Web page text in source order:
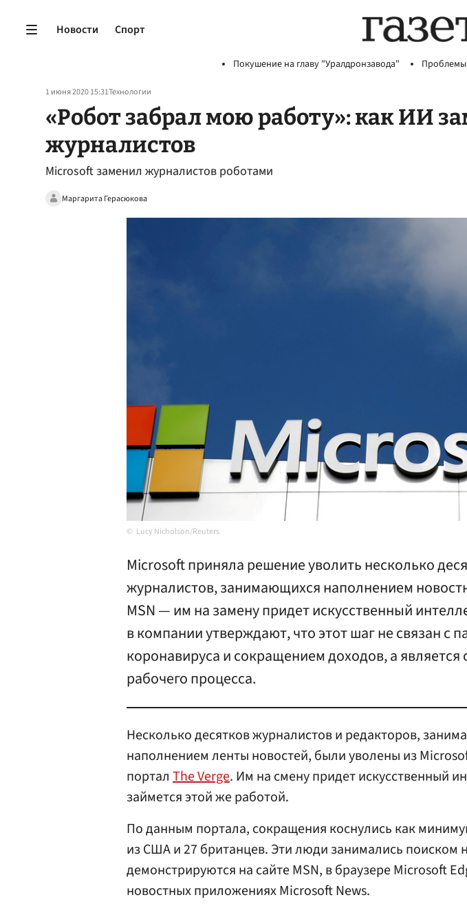
Новости Спорт
Покушение на главу "Уралдронзавода" Проблемы
1 июня 2020 15:31Технологии
«Робот забрал мою работу»: как ИИ
журналистов
Microsoft заменил журналистов роботами
Маргарита Герасюкова
Lucy Nicholson/Reuters
Microsoft приняла решение уволить несколько
журналистов, занимающихся наполнением
MSN — им на замену придет искусственный
в компании утверждают, что этот шаг не связан с
коронавируса и сокращением доходов, а
рабочего процесса.
Несколько десятков журналистов и редакторов,
наполнением ленты новостей, были уволены из
портал The Verge. Им на смену придет искусственный
займется этой же работой.
По данным портала, сокращения коснулись как
из США и 27 британцев. Эти люди занимались поиском
демонстрируются на сайте MSN, в браузере Microsoft
новостных приложениях Microsoft News.